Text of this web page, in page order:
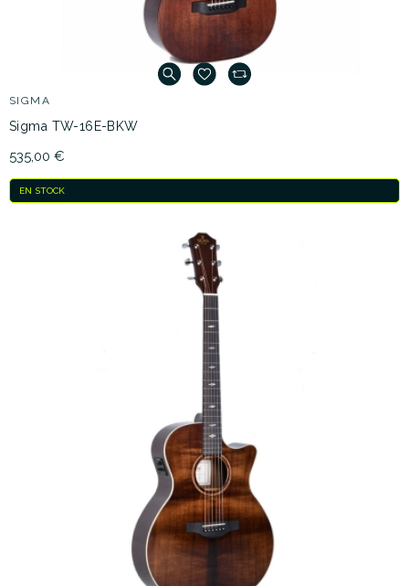
SIGMA
Sigma TW-16E-BKW
535,00 €
EN STOCK